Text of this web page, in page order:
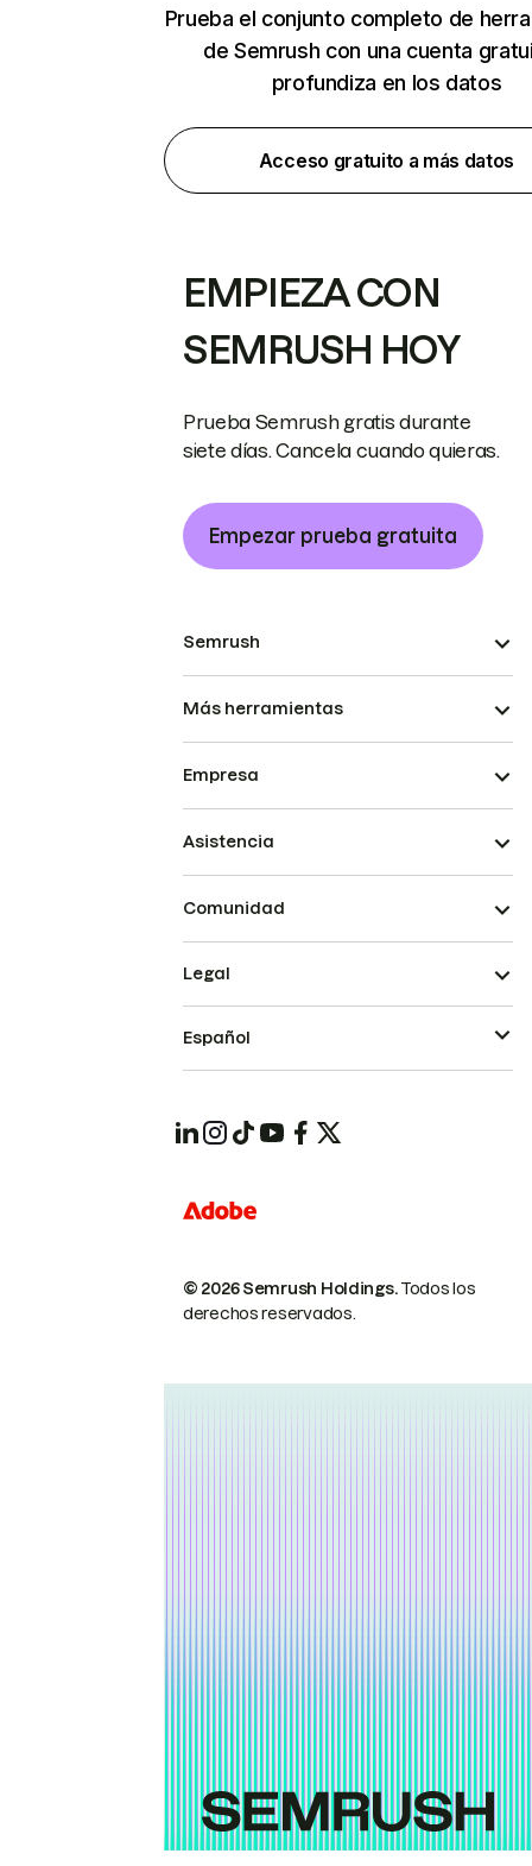
Prueba el conjunto completo de
de Semrush con una cuenta
profundiza en los datos
Acceso gratuito a más datos
EMPIEZA CON
SEMRUSH HOY
Prueba Semrush gratis durante
siete días. Cancela cuando quieras.
Empezar prueba gratuita
Semrush
Más herramientas
Empresa
Asistencia
Comunidad
© 2026 Semrush Holdings.Todos los
derechos reservados.
Legal
Español